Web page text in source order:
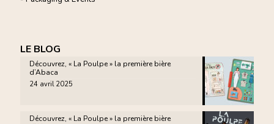
LE BLOG
Découvrez, « La Poulpe » la première bière
d’Abaca
24 avril 2025
Découvrez, « La Poulpe » la première bière